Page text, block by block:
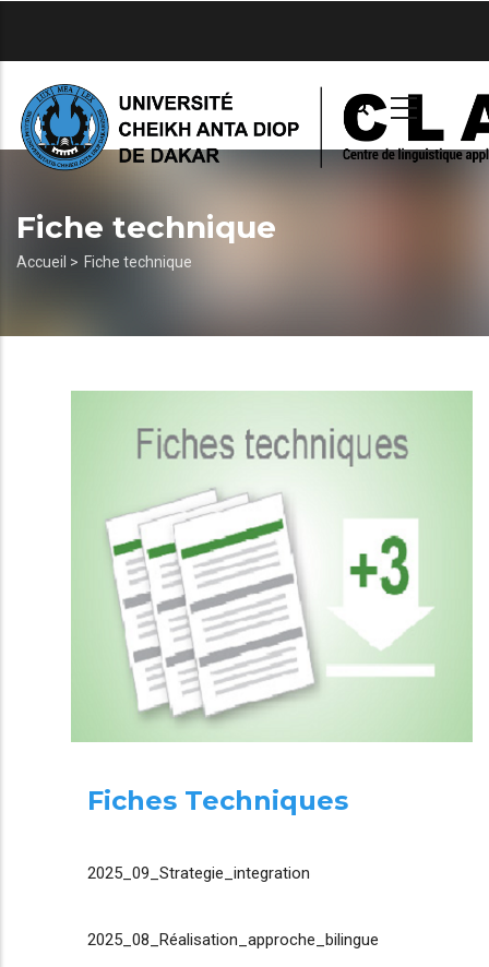
principal
Fiche technique
Fil
Accueil > Fiche technique
Fiches Techniques
2025_09_Strategie_integration
2025_08_Réalisation_approche_bilingue